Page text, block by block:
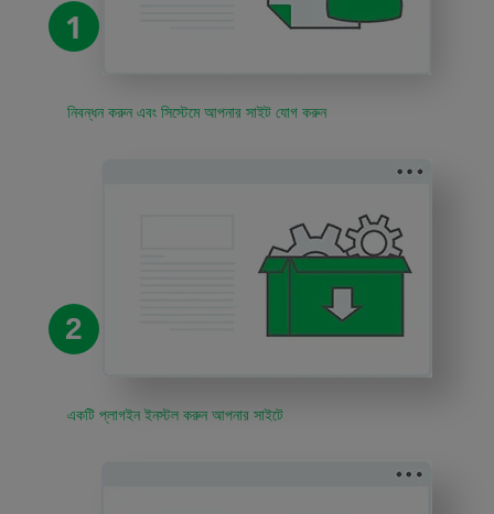
1
নিবন্ধন করুন এবং সিস্টেমে আপনার সাইট যোগ করুন
2
একটি প্লাগইন ইনস্টল করুন আপনার সাইটে